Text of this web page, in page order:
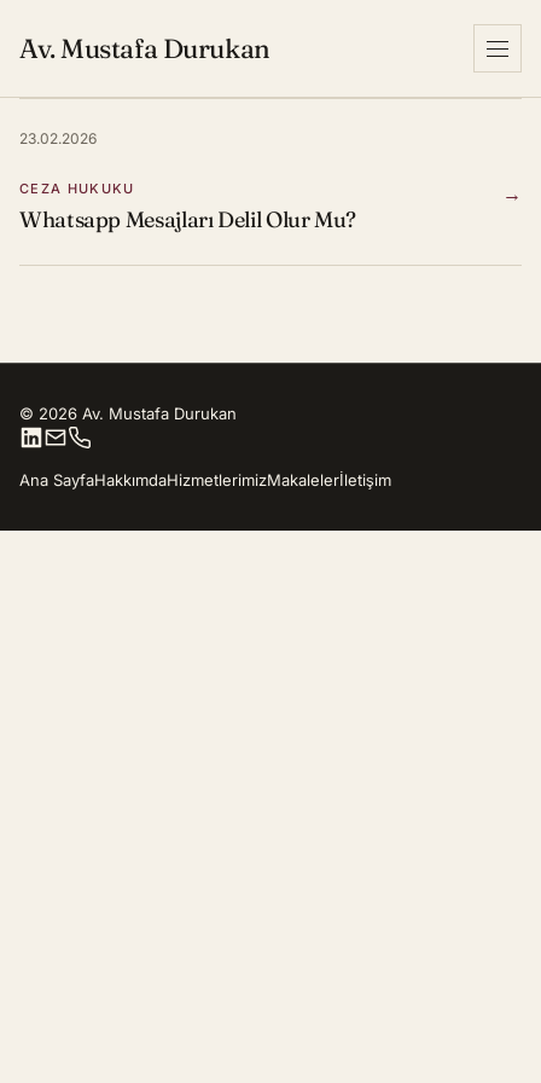
Av. Mustafa Durukan
23.02.2026
CEZA HUKUKU
Whatsapp Mesajları Delil Olur Mu?
→
© 2026 Av. Mustafa Durukan
Ana SayfaHakkımdaHizmetlerimizMakalelerİletişim